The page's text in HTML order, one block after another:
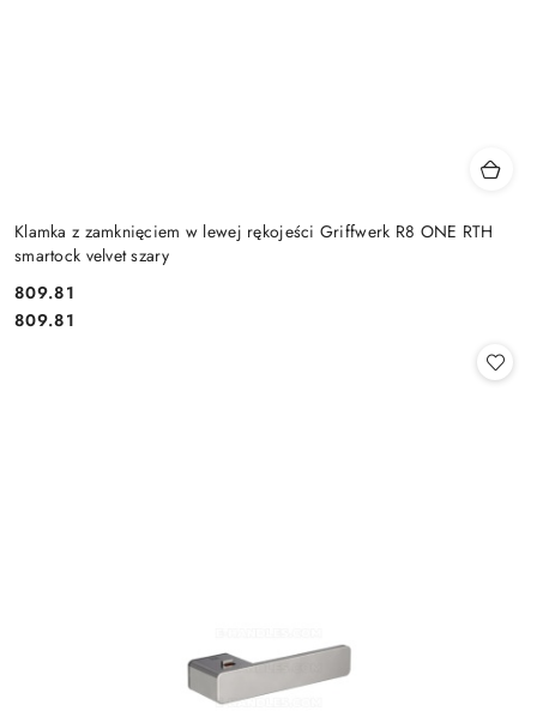
Klamka z zamknięciem w lewej rękojeści Griffwerk R8 ONE RTH
smartock velvet szary
Cena:
809.81
Cena:
809.81